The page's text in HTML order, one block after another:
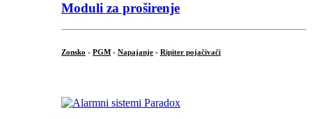
Moduli za proširenje
Zonsko - PGM - Napajanje - Ripiter pojačivači